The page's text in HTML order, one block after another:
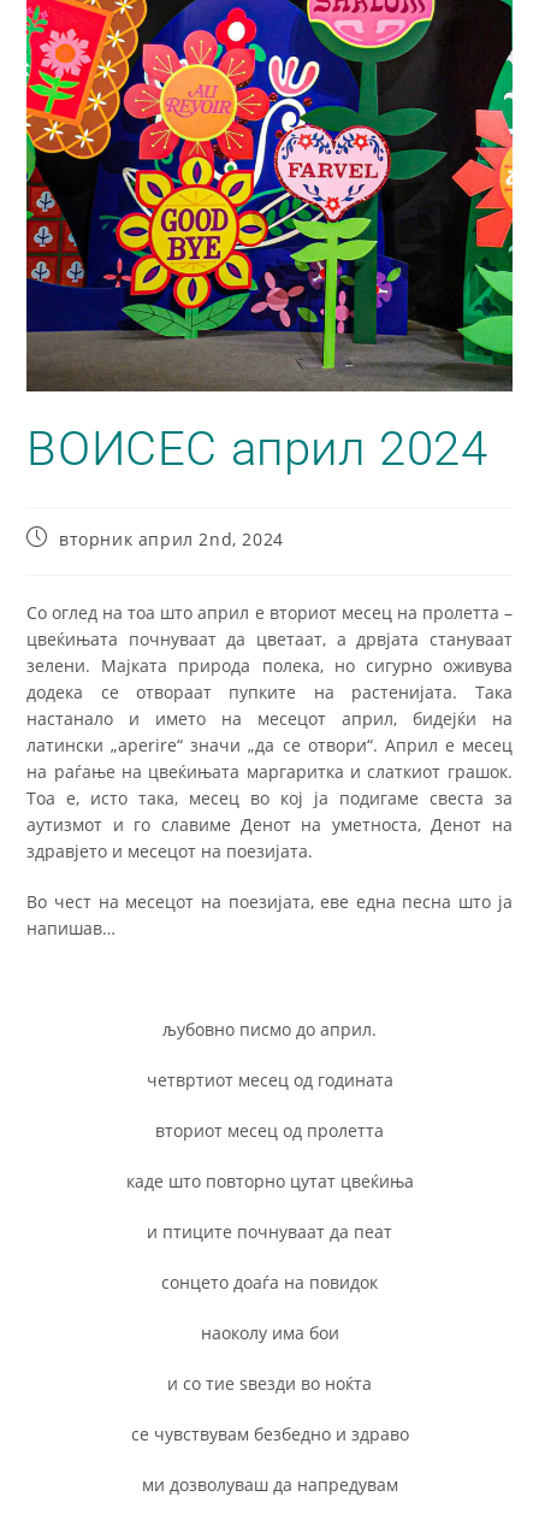
ВОИСЕС април 2024
вторник април 2nd, 2024
Со оглед на тоа што април е вториот месец на пролетта –
цвеќињата почнуваат да цветаат, а дрвјата стануваат
зелени. Мајката природа полека, но сигурно оживува
додека се отвораат пупките на растенијата. Така
настанало и името на месецот април, бидејќи на
латински „aperire“ значи „да се отвори“. Април е месец
на раѓање на цвеќињата маргаритка и слаткиот грашок.
Тоа е, исто така, месец во кој ја подигаме свеста за
аутизмот и го славиме Денот на уметноста, Денот на
здравјето и месецот на поезијата.
Во чест на месецот на поезијата, еве една песна што ја
напишав…
љубовно писмо до април.
четвртиот месец од годината
вториот месец од пролетта
каде што повторно цутат цвеќиња
и птиците почнуваат да пеат
сонцето доаѓа на повидок
наоколу има бои
и со тие ѕвезди во ноќта
се чувствувам безбедно и здраво
ми дозволуваш да напредувам